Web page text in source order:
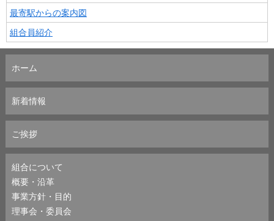
最寄駅からの案内図
組合員紹介
ホーム
新着情報
ご挨拶
組合について
概要・沿革
事業方針・目的
理事会・委員会